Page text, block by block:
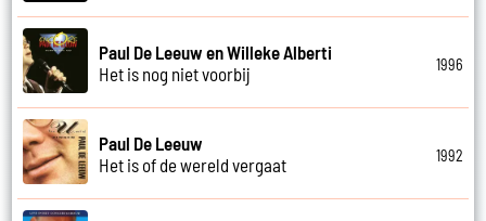
Paul De Leeuw en Willeke Alberti
Het is nog niet voorbij
1996
Paul De Leeuw
Het is of de wereld vergaat
1992